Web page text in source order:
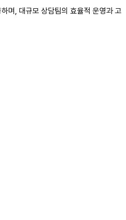
며, 대규모 상담팀의 효율적 운영과 고